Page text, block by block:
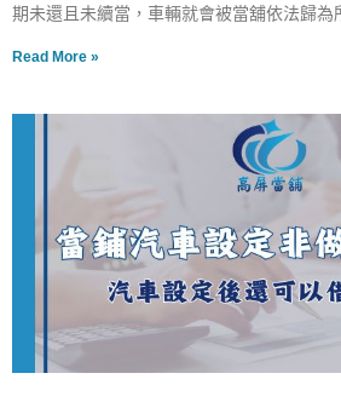
期未還且未續當，車輛就會被當舖依法歸為
Read More »